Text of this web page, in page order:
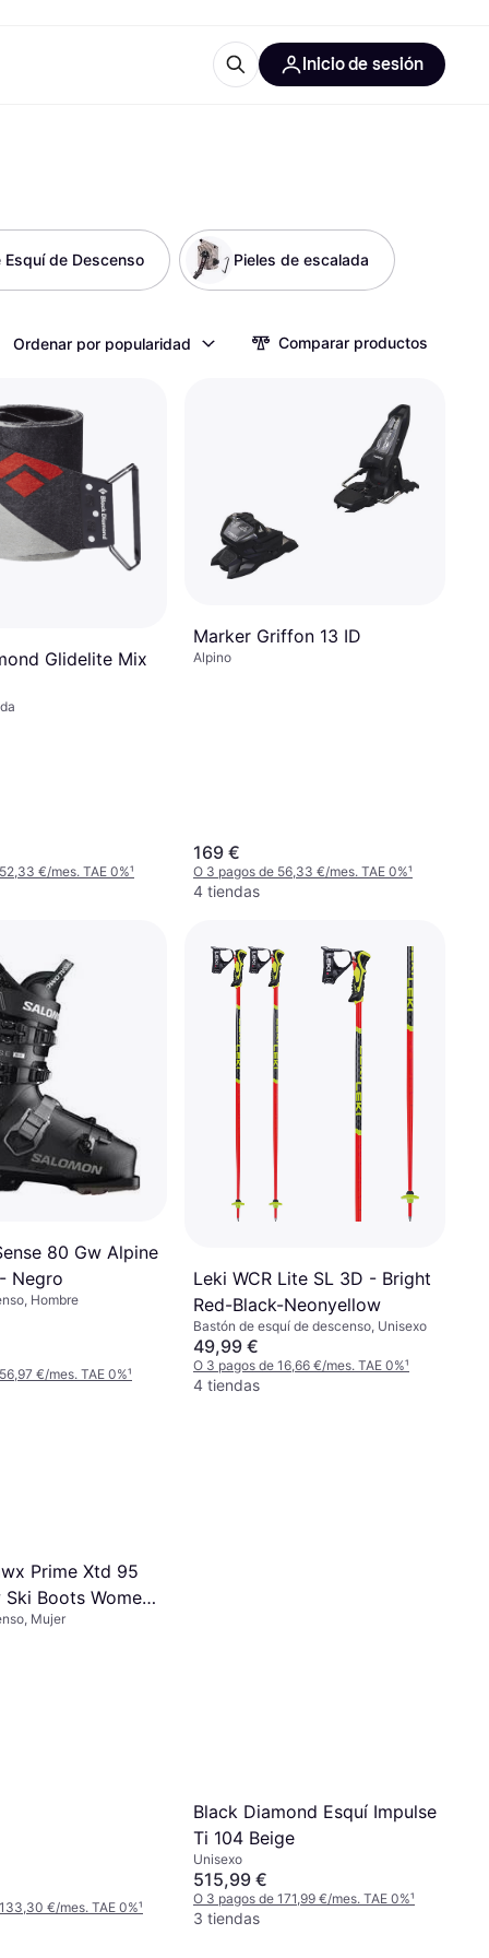
categorías
Inicio de sesión
Esquí de Descenso Pieles de escalada
Ordenar por popularidad Comparar productos
Glidelite Mix
€/mes. TAE 0%¹
Marker Griffon 13 ID
Alpino
169 €
O 3 pagos de 56,33 €/mes. TAE 0%¹
4 tiendas
80 Gw Alpine
Negro
Hombre
€/mes. TAE 0%¹
Leki WCR Lite SL 3D - Bright
Red-Black-Neonyellow
Bastón de esquí de descenso, Unisexo
49,99 €
O 3 pagos de 16,66 €/mes. TAE 0%¹
4 tiendas
Prime Xtd 95
Ski Boots Women
Mujer
€/mes. TAE 0%¹
Black Diamond Esquí Impulse
Ti 104 Beige
Unisexo
515,99 €
O 3 pagos de 171,99 €/mes. TAE 0%¹
3 tiendas